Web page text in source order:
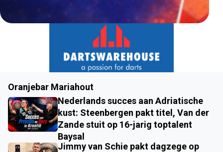
Oranjebar Mariahout
Nederlands succes aan Adriatische
kust: Steenbergen pakt titel, Van der
Zande stuit op 16-jarig toptalent
Baysal
Jimmy van Schie pakt dagzege op